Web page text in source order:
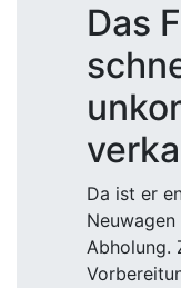
Das
Da ist er
Abholung.